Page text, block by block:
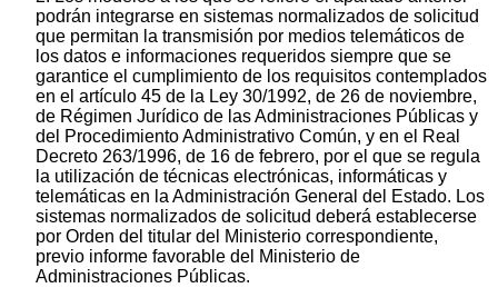
podrán integrarse en sistemas normalizados de solicitud
que permitan la transmisión por medios telemáticos de
los datos e informaciones requeridos siempre que se
garantice el cumplimiento de los requisitos contemplados
en el artículo 45 de la Ley 30/1992, de 26 de noviembre,
de Régimen Jurídico de las Administraciones Públicas y
del Procedimiento Administrativo Común, y en el Real
Decreto 263/1996, de 16 de febrero, por el que se regula
la utilización de técnicas electrónicas, informáticas y
telemáticas en la Administración General del Estado. Los
sistemas normalizados de solicitud deberá establecerse
por Orden del titular del Ministerio correspondiente,
previo informe favorable del Ministerio de
Administraciones Públicas.